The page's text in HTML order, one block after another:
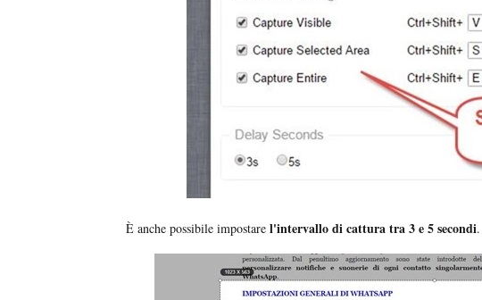
È anche possibile impostare l'intervallo di cattura tra 3 e 5 secondi.